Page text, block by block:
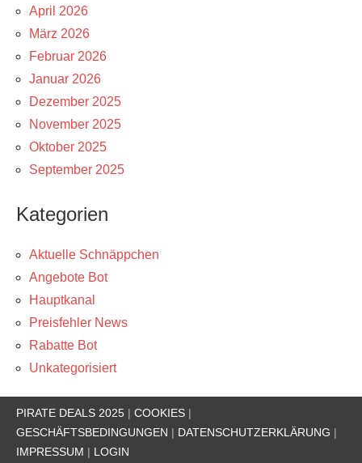
April 2026
März 2026
Februar 2026
Januar 2026
Dezember 2025
November 2025
Oktober 2025
September 2025
Kategorien
Aktuelle Schnäppchen
Angebote Bot
Hauptkanal
Preisfehler News
Rabatte Bot
Unkategorisiert
PIRATE DEALS 2025 | COOKIES |
GESCHÄFTSBEDINGUNGEN | DATENSCHUTZERKLÄRUNG |
IMPRESSUM | LOGIN